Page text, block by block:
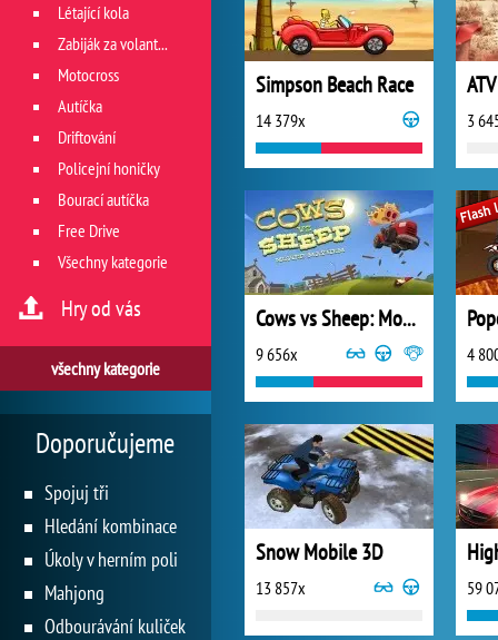
Simpson Beach Race
14 379x 3
Cows vs Sheep: Mover Mayhem
9 656x 4
Snow Mobile 3D
13 857x 59
Létající kola
Zabiják za volantem
Motocross
Autíčka
Driftování
Policejní honičky
Bourací autíčka
Free Drive
Všechny kategorie
Hry od vás
všechny kategorie
Doporučujeme
Spojuj tři
Hledání kombinace
Úkoly v herním poli
Mahjong
Odbourávání kuliček